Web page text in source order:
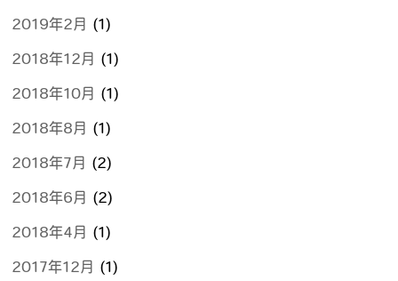
2019年2月 (1)
2018年12月 (1)
2018年10月 (1)
2018年8月 (1)
2018年7月 (2)
2018年6月 (2)
2018年4月 (1)
2017年12月 (1)